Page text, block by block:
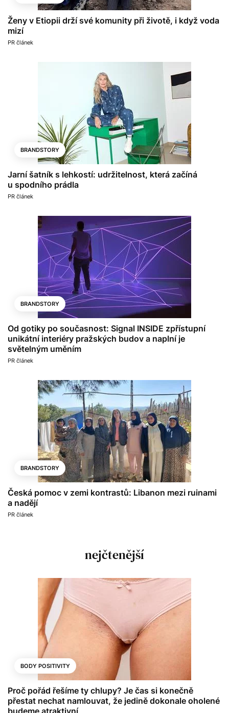
Ženy v Etiopii drží své komunity při životě, i když voda
mizí
PR článek
BRANDSTORY
Jarní šatník s lehkostí: udržitelnost, která začíná
u spodního prádla
PR článek
BRANDSTORY
Od gotiky po současnost: Signal INSIDE zpřístupní
unikátní interiéry pražských budov a naplní je
světelným uměním
PR článek
BRANDSTORY
Česká pomoc v zemi kontrastů: Libanon mezi ruinami
a nadějí
PR článek
nejčtenější
BODY POSITIVITY
Proč pořád řešíme ty chlupy? Je čas si konečně
přestat nechat namlouvat, že jedině dokonale oholené
budeme atraktivní